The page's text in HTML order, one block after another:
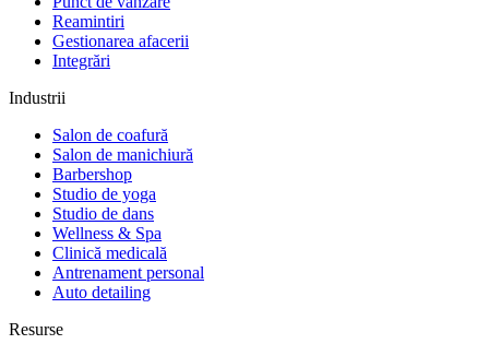
Reamintiri
Gestionarea afacerii
Integrări
Industrii
Salon de coafură
Salon de manichiură
Barbershop
Studio de yoga
Studio de dans
Wellness & Spa
Clinică medicală
Antrenament personal
Auto detailing
Resurse